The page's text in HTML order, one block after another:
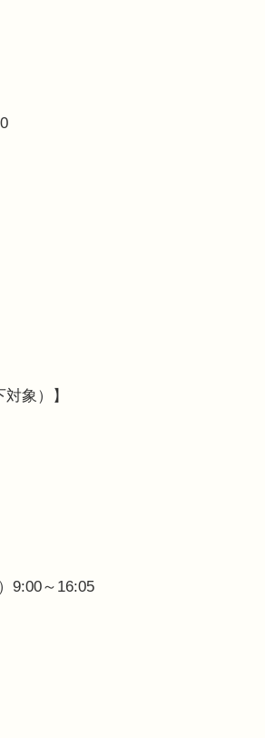
象）】
9:00～16:05